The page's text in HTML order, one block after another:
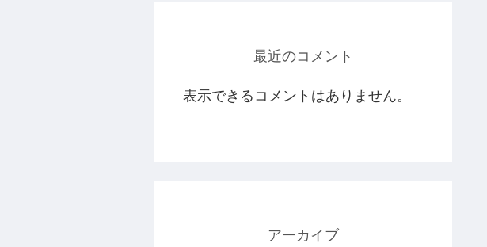
最近のコメント
表示できるコメントはありません。
アーカイブ